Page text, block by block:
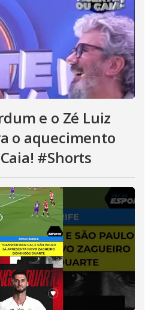
e o Zé Luiz
o aquecimento
#Shorts